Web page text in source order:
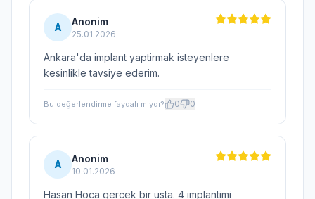
A Anonim
25.01.2026
Ankara'da implant yaptirmak isteyenlere
kesinlikle tavsiye ederim.
Bu değerlendirme faydalı mıydı? 0 0
A Anonim
10.01.2026
Hasan Hoca gercek bir usta. 4 implantimi